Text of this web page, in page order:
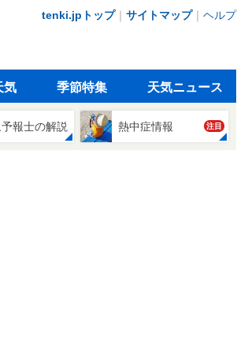
tenki.jpトップ｜ サイトマップ｜ ヘルプ
気 季節特集 天気ニュース
報士の解説 熱中症情報 注目